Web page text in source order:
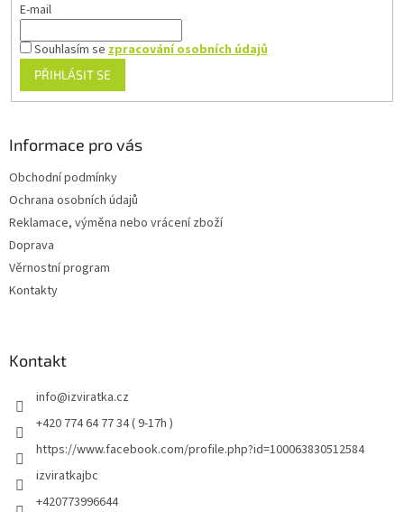
E-mail
Souhlasím sezpracování osobních údajů
PŘIHLÁSIT SE
Informace pro vás
Obchodní podmínky
Ochrana osobních údajů
Reklamace, výměna nebo vrácení zboží
Doprava
Věrnostní program
Kontakty
Kontakt
info@izviratka.cz
+420 774 64 77 34 ( 9-17h )
https://www.facebook.com/profile.php?id=100063830512584
izviratkajbc
+420773996644